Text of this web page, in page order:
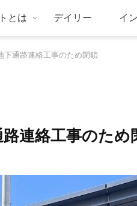
とは デイリー イ
下通路連絡工事のため閉鎖
連絡工事のため